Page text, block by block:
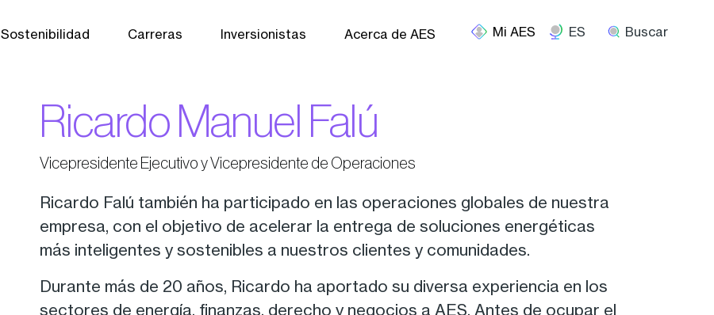
Sostenibilidad Carreras Inversionistas Acerca de AES ES Buscar
Ricardo Manuel Falú
Vicepresidente Ejecutivo y Vicepresidente de Operaciones
Ricardo Falú también ha participado en las operaciones globales de nuestra
empresa, con el objetivo de acelerar la entrega de soluciones energéticas
más inteligentes y sostenibles a nuestros clientes y comunidades.
Durante más de 20 años, Ricardo ha aportado su diversa experiencia en los
sectores de energía, finanzas, derecho y negocios a AES. Antes de ocupar el